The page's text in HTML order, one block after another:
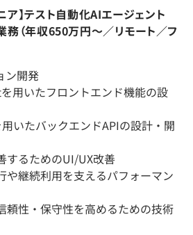
ア】テスト自動化AIエージェント
務（年収650万円〜／リモート／フ
ン開発
用いたフロントエンド機能の設
いたバックエンドAPIの設計・開
するためのUI/UX改善
や継続利用を支えるパフォーマン
頼性・保守性を高めるための技術